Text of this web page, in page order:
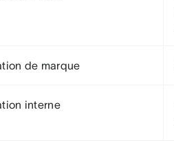
de marque
interne